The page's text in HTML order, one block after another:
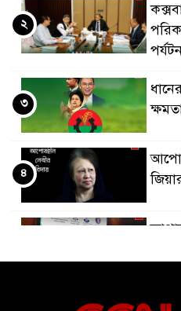
২
৩
৪